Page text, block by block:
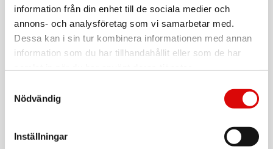
information från din enhet till de sociala medier och
annons- och analysföretag som vi samarbetar med.
Dessa kan i sin tur kombinera informationen med annan
information som du har tillhandahållit eller som de har
Nödvändig
Inställningar
A12609
Tillv. art. nr:
92020
Rek: 99,90 kr
CAVALET
Nackkudde Minnesskum Ergonomisk